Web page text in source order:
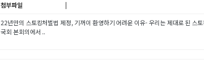
첨부파일
22년만의 스토킹처벌법 제정, 기꺼이 환영하기 어려운 이유- 우리는 제대로 된 스
국회 본회의에서 ..